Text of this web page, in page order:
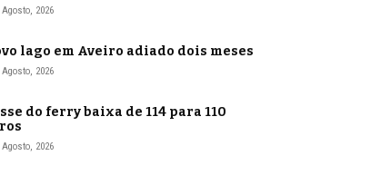
Agosto, 2026
lago em Aveiro adiado dois meses
Agosto, 2026
do ferry baixa de 114 para 110
Agosto, 2026